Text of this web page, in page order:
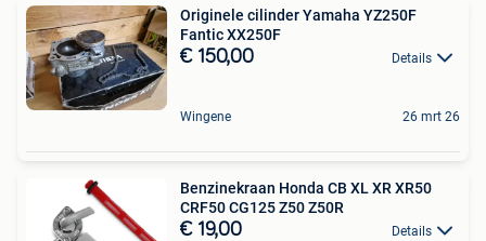
Originele cilinder Yamaha YZ250F
Fantic XX250F
€ 150,00 Details
Wingene 26 mrt 26
Benzinekraan Honda CB XL XR XR50
CRF50 CG125 Z50 Z50R
€ 19,00 Details